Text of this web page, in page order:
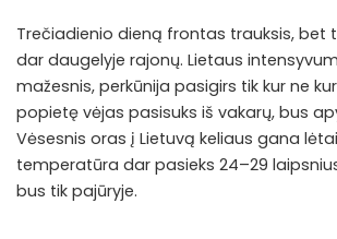
Trečiadienio dieną frontas trauksis, bet
dar daugelyje rajonų. Lietaus
mažesnis, perkūnija pasigirs tik kur ne
popietę vėjas pasisuks iš vakarų, bus
Vėsesnis oras į Lietuvą keliaus gana
temperatūra dar pasieks 24–29
bus tik pajūryje.